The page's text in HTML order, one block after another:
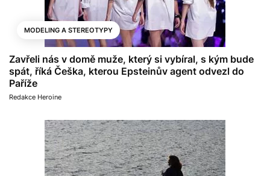
MODELING A STEREOTYPY
Zavřeli nás v domě muže, který si vybíral, s kým bude
spát, říká Češka, kterou Epsteinův agent odvezl do
Paříže
Redakce Heroine